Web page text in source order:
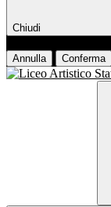
Chiudi
Annulla Conferma